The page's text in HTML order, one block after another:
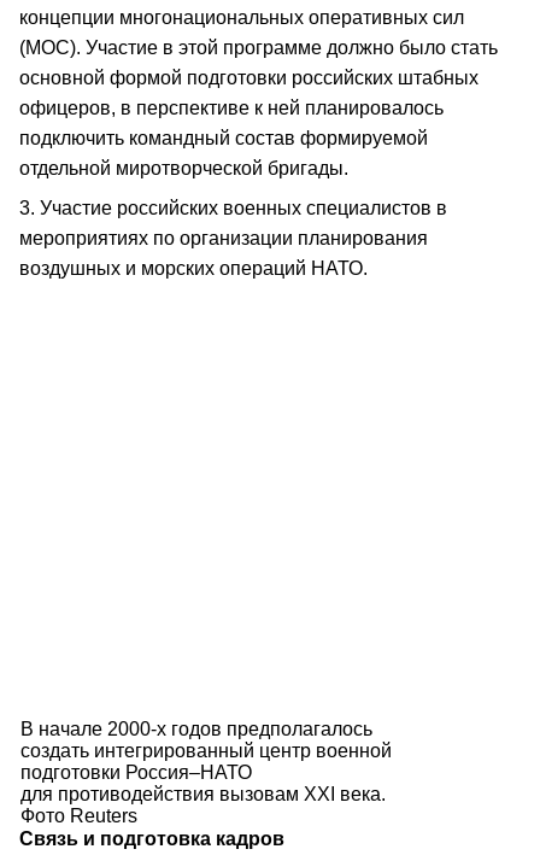
концепции многонациональных оперативных сил
(МОС). Участие в этой программе должно было стать
основной формой подготовки российских штабных
офицеров, в перспективе к ней планировалось
подключить командный состав формируемой
отдельной миротворческой бригады.
3. Участие российских военных специалистов в
мероприятиях по организации планирования
воздушных и морских операций НАТО.
В начале 2000-х годов предполагалось
создать интегрированный центр военной
подготовки Россия–НАТО
для противодействия вызовам XXI века.
Фото Reuters
Связь и подготовка кадров